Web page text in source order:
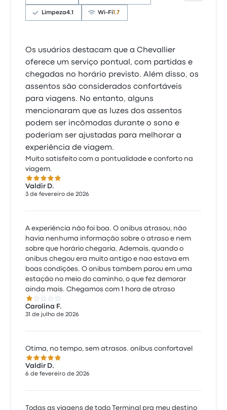
Limpeza4.1 Wi-Fi1.7
Os usuários destacam que a Chevallier
oferece um serviço pontual, com partidas e
chegadas no horário previsto. Além disso, os
assentos são considerados confortáveis
para viagens. No entanto, alguns
mencionaram que as luzes dos assentos
podem ser incômodas durante o sono e
poderiam ser ajustadas para melhorar a
experiência de viagem.
Muito satisfeito com a pontualidade e conforto na
viagem.
5.0 de 5 estrelas
Valdir D.
3 de fevereiro de 2026
A experiência não foi boa. O onibus atrasou, não
havia nenhuma informação sobre o atraso e nem
sobre que horário chegaria. Ademais, quando o
onibus chegou era muito antigo e nao estava em
boas condições. O onibus tambem parou em uma
estação no meio do caminho, o que fez demorar
ainda mais. Chegamos com 1 hora de atraso
1.0 de 5 estrelas
Carolina F.
31 de julho de 2026
Otima, no tempo, sem atrasos. onibus confortavel
5.0 de 5 estrelas
Valdir D.
6 de fevereiro de 2026
Todas as viagens de todo Terminal pra meu destino